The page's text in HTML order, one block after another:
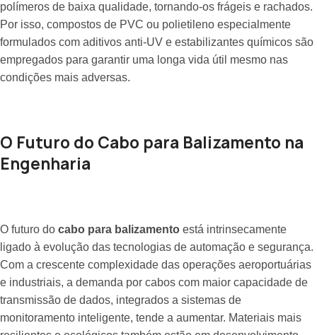
polímeros de baixa qualidade, tornando-os frágeis e rachados.
Por isso, compostos de PVC ou polietileno especialmente
formulados com aditivos anti-UV e estabilizantes químicos são
empregados para garantir uma longa vida útil mesmo nas
condições mais adversas.
O Futuro do Cabo para Balizamento na
Engenharia
O futuro do cabo para balizamento está intrinsecamente
ligado à evolução das tecnologias de automação e segurança.
Com a crescente complexidade das operações aeroportuárias
e industriais, a demanda por cabos com maior capacidade de
transmissão de dados, integrados a sistemas de
monitoramento inteligente, tende a aumentar. Materiais mais